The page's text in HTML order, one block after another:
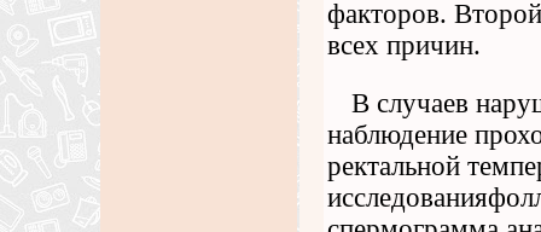
факторов.
всех причин.
В случаев
наблюдение
ректальной